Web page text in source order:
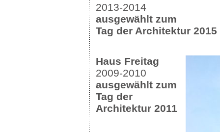
2013-2014
ausgewählt zum
Tag der Architektur 2015
Haus Freitag
2009-2010
ausgewählt zum
Tag der
Architektur 2011